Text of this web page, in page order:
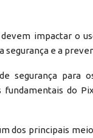
impactar o
e a
segurança para
fundamentais do
dos principais